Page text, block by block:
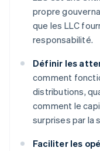
propre
que les LLC
responsabilité.
Définir les
comment
distributions,
comment le
surprises par la
Faciliter les